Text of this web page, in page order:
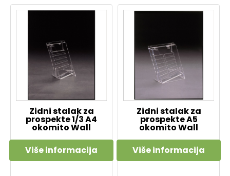
Zidni stalak za
prospekte 1/3 A4
okomito Wall
Više informacija
Zidni stalak za
prospekte A5
okomito Wall
Više informacija